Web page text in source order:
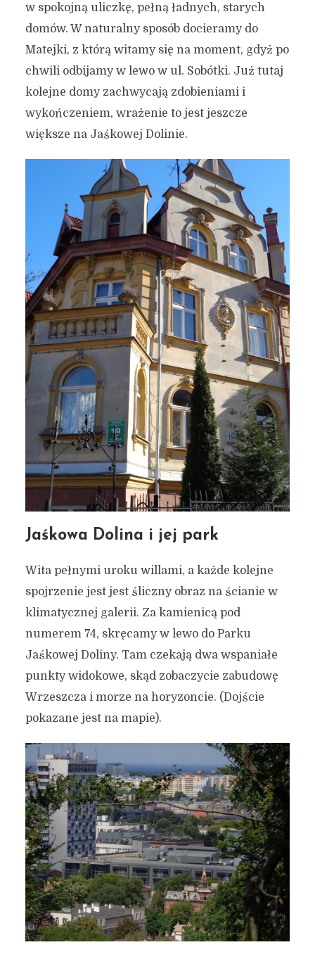
w spokojną uliczkę, pełną ładnych, starych
domów. W naturalny sposób docieramy do
Matejki, z którą witamy się na moment, gdyż po
chwili odbijamy w lewo w ul. Sobótki. Już tutaj
kolejne domy zachwycają zdobieniami i
wykończeniem, wrażenie to jest jeszcze
większe na Jaśkowej Dolinie.
Jaśkowa Dolina i jej park
Wita pełnymi uroku willami, a każde kolejne
spojrzenie jest jest śliczny obraz na ścianie w
klimatycznej galerii. Za kamienicą pod
numerem 74, skręcamy w lewo do Parku
Jaśkowej Doliny. Tam czekają dwa wspaniałe
punkty widokowe, skąd zobaczycie zabudowę
Wrzeszcza i morze na horyzoncie. (Dojście
pokazane jest na mapie).